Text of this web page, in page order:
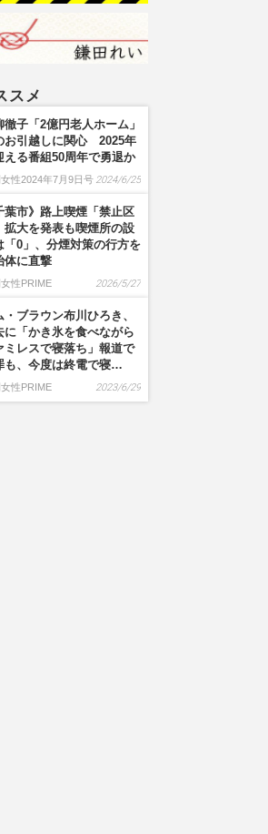
スメ
徹子「2億円老人ホーム」
お引越しに関心 2025年
える番組50周年で勇退か
性2024年7月9日号 2024/6/25
葉市》路上喫煙「禁止区
拡大を発表も喫煙所の設
「0」、分煙対策の行方を
体に直撃
性PRIME 2026/5/27
・ブラウン布川ひろき、
に「かき氷を食べながら
ミレスで寝落ち」報道で
も、今度は終電で寝…
性PRIME 2023/6/29